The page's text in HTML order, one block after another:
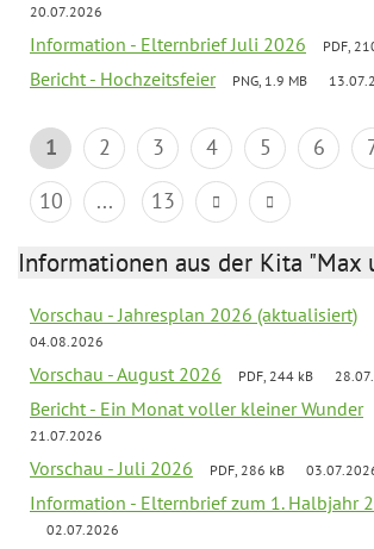
20.07.2026
Information - Elternbrief Juli 2026 PDF,
Bericht - Hochzeitsfeier PNG, 1.9 MB
1 2 3 4 5 6
10
... 13
Informationen aus der Kita "Max
Vorschau - Jahresplan 2026 (aktualisiert)
04.08.2026
Vorschau - August 2026 PDF, 244 kB
Bericht - Ein Monat voller kleiner Wunder
21.07.2026
Vorschau - Juli 2026 PDF, 286 kB
Information - Elternbrief zum 1. Halbjahr
02.07.2026